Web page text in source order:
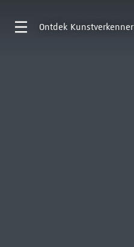
Ontdek Kunstverkenner